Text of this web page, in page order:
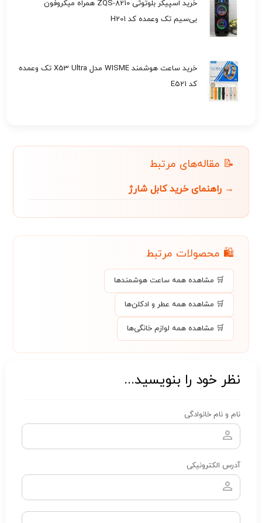
خرید اسپیکر بلوتوثی ZQS-8210 همراه میکروفون
بی‌سیم تک وعمده کد H201
خرید ساعت هوشمند WISME مدل X53 Ultra تک وعمده
کد E521
📝 مقاله‌های مرتبط
→ راهنمای خرید کابل شارژ
🛍️ محصولات مرتبط
🛒 مشاهده همه ساعت هوشمند‌ها
🛒 مشاهده همه عطر و ادکلن‌ها
🛒 مشاهده همه لوازم خانگی‌ها
نظر خود را بنویسید...
نام و نام خانوادگی
آدرس الکترونیکی